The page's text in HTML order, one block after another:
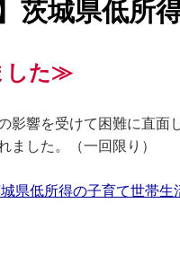
茨城県低所
した≫
影響を受けて困難に直
ました。（一回限り）
県低所得の子育て世帯生